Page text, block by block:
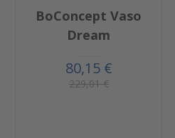
BoConcept Vaso
Dream
80,15 €
229,01 €